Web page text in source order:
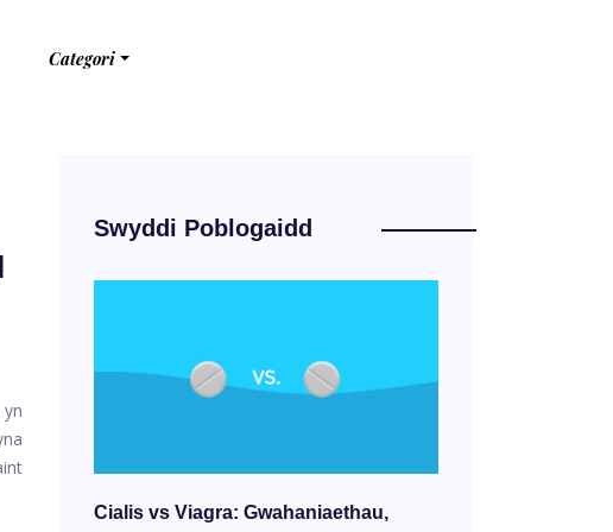
Categori
Swyddi Poblogaidd
Cialis vs Viagra: Gwahaniaethau,